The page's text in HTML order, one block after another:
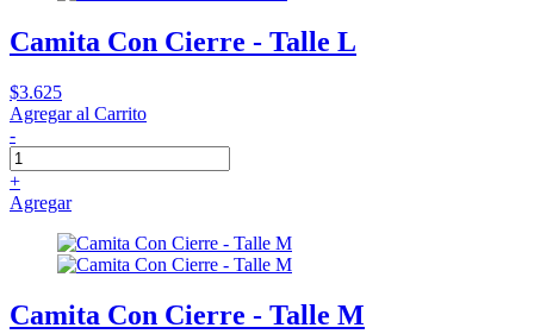
Camita Con Cierre - Talle L
$3.625
Agregar al Carrito
-
+
Agregar
Camita Con Cierre - Talle M